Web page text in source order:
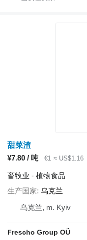
甜菜渣
¥7.80 / 吨
€1 ≈ US$1.16
畜牧业 - 植物食品
生产国家 乌克兰
乌克兰, m. Kyiv
Frescho Group OÜ